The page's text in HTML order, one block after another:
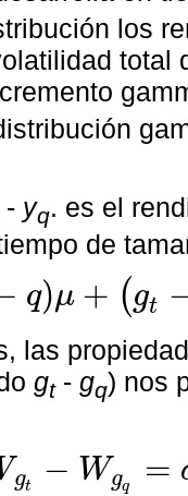
los
total
- yq. es el
de
q)μ + (gt
(W gt-Wgq)σ .
las
gt- gq) nos
gt − Wgq =
gt W =σG ε, ε ~N 0,1).